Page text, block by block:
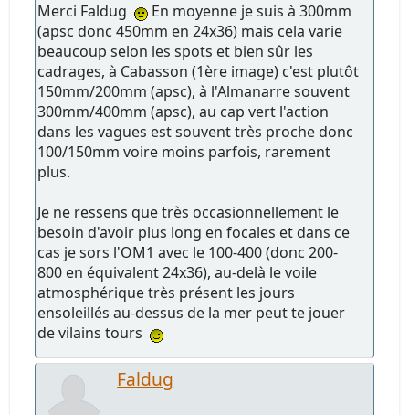
Merci Faldug
En moyenne je suis à 300mm
(apsc donc 450mm en 24x36) mais cela varie
beaucoup selon les spots et bien sûr les
cadrages, à Cabasson (1ère image) c'est plutôt
150mm/200mm (apsc), à l'Almanarre souvent
300mm/400mm (apsc), au cap vert l'action
dans les vagues est souvent très proche donc
100/150mm voire moins parfois, rarement
plus.
Je ne ressens que très occasionnellement le
besoin d'avoir plus long en focales et dans ce
cas je sors l'OM1 avec le 100-400 (donc 200-
800 en équivalent 24x36), au-delà le voile
atmosphérique très présent les jours
ensoleillés au-dessus de la mer peut te jouer
de vilains tours
Faldug